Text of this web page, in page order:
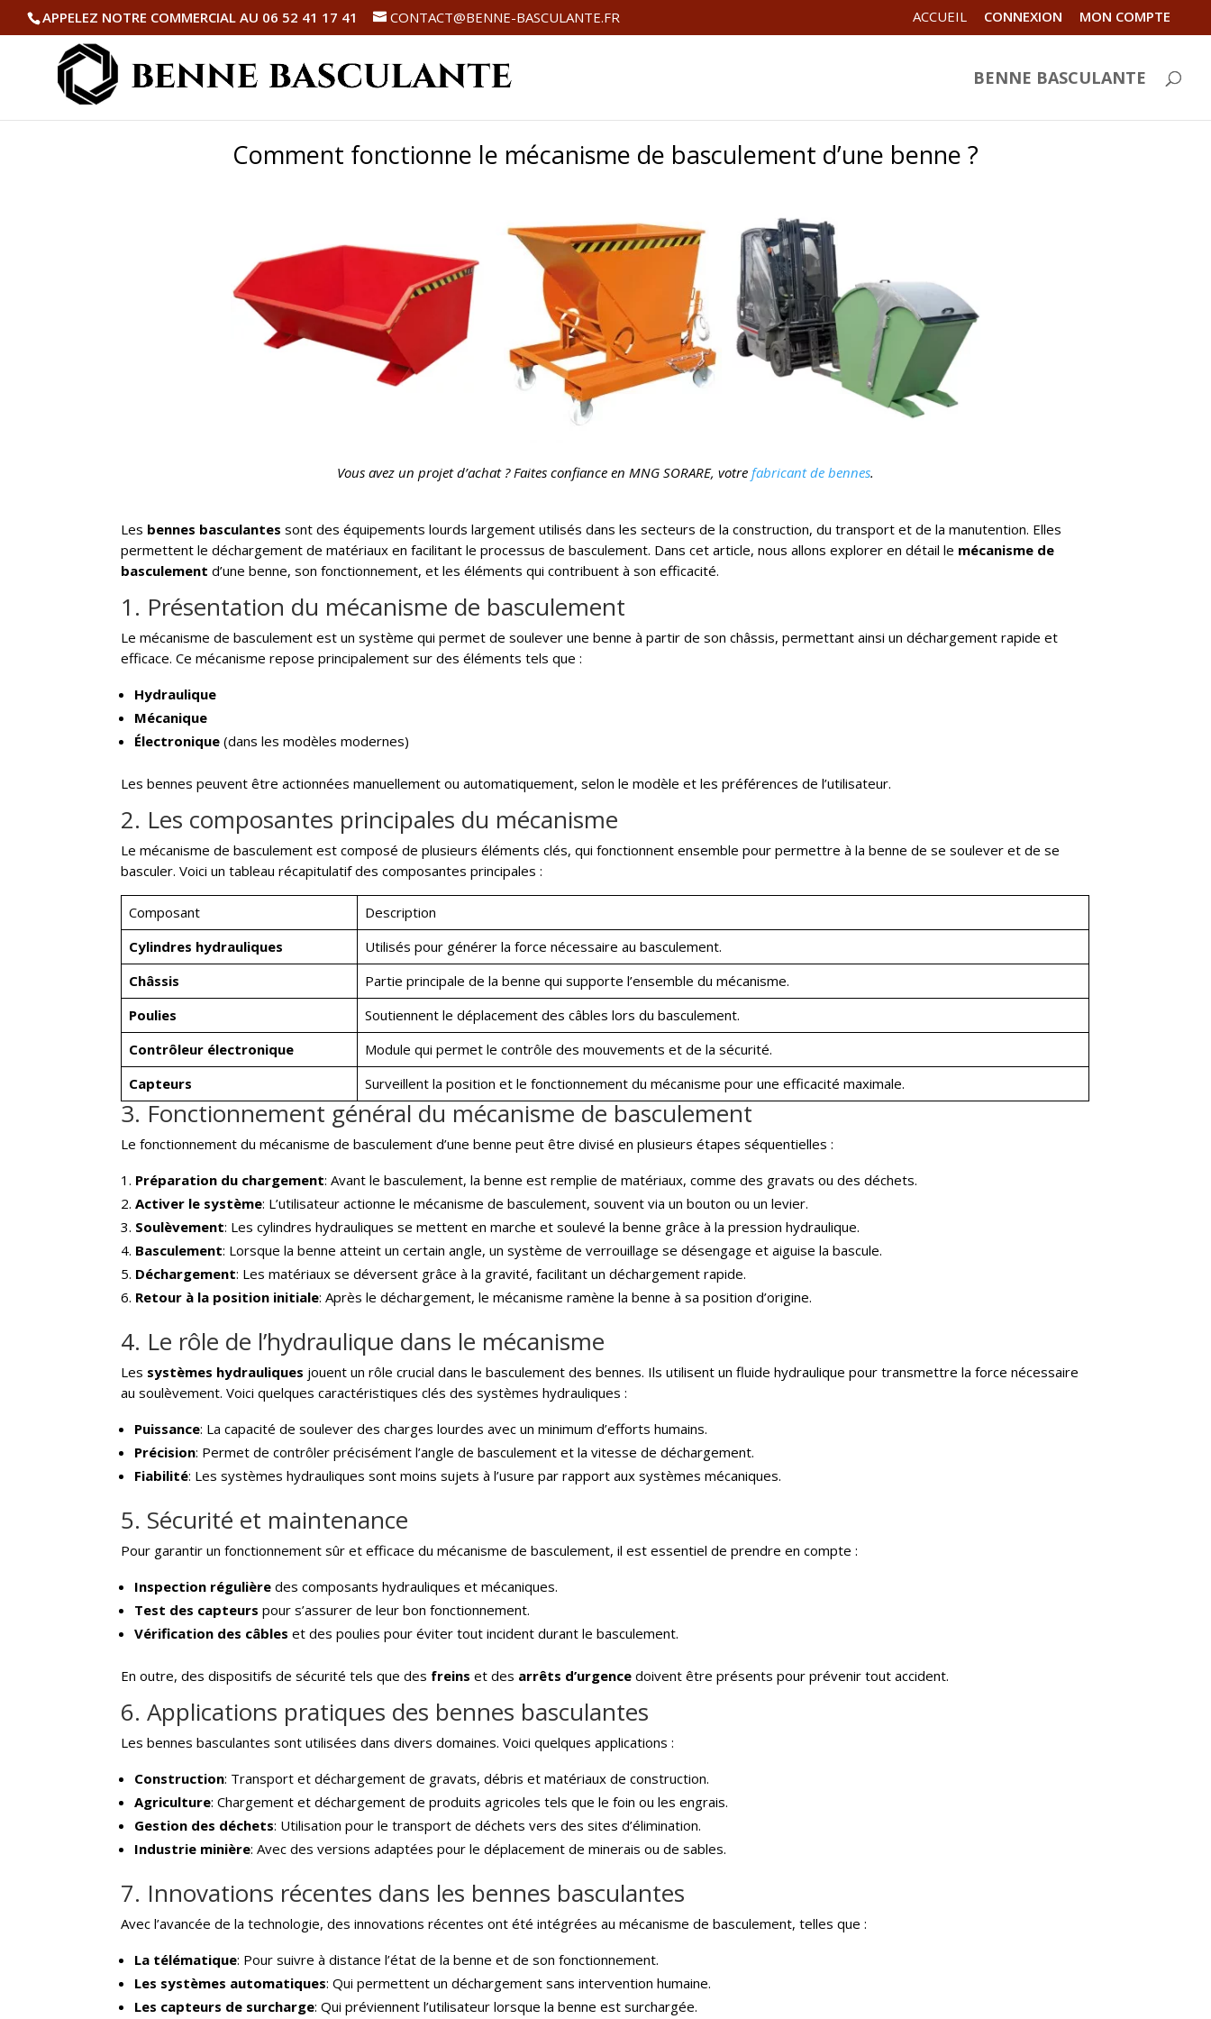
APPELEZ NOTRE COMMERCIAL AU 06 52 41 17 41 CONTACT@BENNE-BASCULANTE.FR ACCUEIL CONNEXION MON COMPTE
BENNE BASCULANTE
Comment fonctionne le mécanisme de basculement d’une benne ?
Vous avez un projet d’achat ? Faites confiance en MNG SORARE, votre fabricant de bennes.
Les bennes basculantes sont des équipements lourds largement utilisés dans les secteurs de la construction, du transport et de la manutention. Elles
permettent le déchargement de matériaux en facilitant le processus de basculement. Dans cet article, nous allons explorer en détail le mécanisme de
basculement d’une benne, son fonctionnement, et les éléments qui contribuent à son efficacité.
1. Présentation du mécanisme de basculement
Le mécanisme de basculement est un système qui permet de soulever une benne à partir de son châssis, permettant ainsi un déchargement rapide et
efficace. Ce mécanisme repose principalement sur des éléments tels que :
Hydraulique
Mécanique
Électronique (dans les modèles modernes)
Les bennes peuvent être actionnées manuellement ou automatiquement, selon le modèle et les préférences de l’utilisateur.
2. Les composantes principales du mécanisme
Le mécanisme de basculement est composé de plusieurs éléments clés, qui fonctionnent ensemble pour permettre à la benne de se soulever et de se
basculer. Voici un tableau récapitulatif des composantes principales :
Composant
Description
Cylindres hydrauliques
Utilisés pour générer la force nécessaire au basculement.
Châssis
Partie principale de la benne qui supporte l’ensemble du mécanisme.
Poulies
Soutiennent le déplacement des câbles lors du basculement.
Contrôleur électronique
Module qui permet le contrôle des mouvements et de la sécurité.
Capteurs
Surveillent la position et le fonctionnement du mécanisme pour une efficacité maximale.
3. Fonctionnement général du mécanisme de basculement
Le fonctionnement du mécanisme de basculement d’une benne peut être divisé en plusieurs étapes séquentielles :
Préparation du chargement: Avant le basculement, la benne est remplie de matériaux, comme des gravats ou des déchets.
Activer le système: L’utilisateur actionne le mécanisme de basculement, souvent via un bouton ou un levier.
Soulèvement: Les cylindres hydrauliques se mettent en marche et soulevé la benne grâce à la pression hydraulique.
Basculement: Lorsque la benne atteint un certain angle, un système de verrouillage se désengage et aiguise la bascule.
Déchargement: Les matériaux se déversent grâce à la gravité, facilitant un déchargement rapide.
Retour à la position initiale: Après le déchargement, le mécanisme ramène la benne à sa position d’origine.
4. Le rôle de l’hydraulique dans le mécanisme
Les systèmes hydrauliques jouent un rôle crucial dans le basculement des bennes. Ils utilisent un fluide hydraulique pour transmettre la force nécessaire
au soulèvement. Voici quelques caractéristiques clés des systèmes hydrauliques :
Puissance: La capacité de soulever des charges lourdes avec un minimum d’efforts humains.
Précision: Permet de contrôler précisément l’angle de basculement et la vitesse de déchargement.
Fiabilité: Les systèmes hydrauliques sont moins sujets à l’usure par rapport aux systèmes mécaniques.
5. Sécurité et maintenance
Pour garantir un fonctionnement sûr et efficace du mécanisme de basculement, il est essentiel de prendre en compte :
Inspection régulière des composants hydrauliques et mécaniques.
Test des capteurs pour s’assurer de leur bon fonctionnement.
Vérification des câbles et des poulies pour éviter tout incident durant le basculement.
En outre, des dispositifs de sécurité tels que des freins et des arrêts d’urgence doivent être présents pour prévenir tout accident.
6. Applications pratiques des bennes basculantes
Les bennes basculantes sont utilisées dans divers domaines. Voici quelques applications :
Construction: Transport et déchargement de gravats, débris et matériaux de construction.
Agriculture: Chargement et déchargement de produits agricoles tels que le foin ou les engrais.
Gestion des déchets: Utilisation pour le transport de déchets vers des sites d’élimination.
Industrie minière: Avec des versions adaptées pour le déplacement de minerais ou de sables.
7. Innovations récentes dans les bennes basculantes
Avec l’avancée de la technologie, des innovations récentes ont été intégrées au mécanisme de basculement, telles que :
La télématique: Pour suivre à distance l’état de la benne et de son fonctionnement.
Les systèmes automatiques: Qui permettent un déchargement sans intervention humaine.
Les capteurs de surcharge: Qui préviennent l’utilisateur lorsque la benne est surchargée.